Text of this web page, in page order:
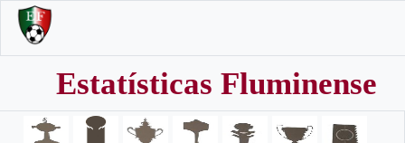
Estatísticas Fluminense